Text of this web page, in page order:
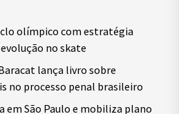
olímpico com estratégia
no skate
lança livro sobre
no processo penal brasileiro
São Paulo e mobiliza plano